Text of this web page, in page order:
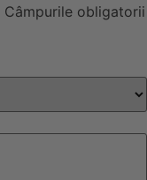
Câmpurile obligatorii